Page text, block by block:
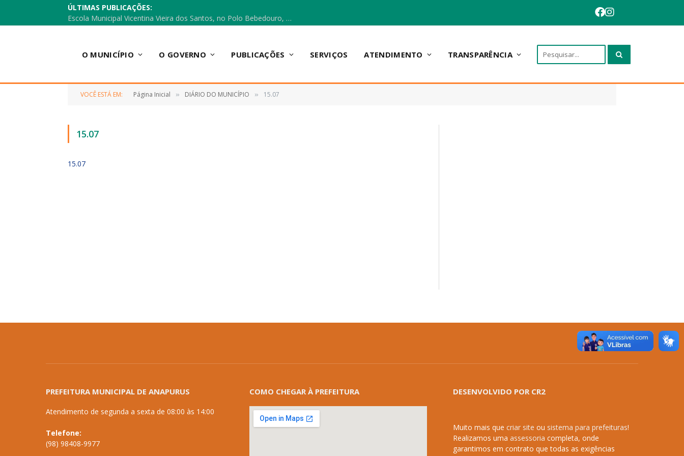
ÚLTIMAS PUBLICAÇÕES:
Escola Municipal Vicentina Vieira dos Santos, no Polo Bebedouro, recebeu materiais para a implantação do Cantinho da Leitura e da Sala Multidisciplinar.
O MUNICÍPIO O GOVERNO PUBLICAÇÕES SERVIÇOS ATENDIMENTO TRANSPARÊNCIA
VOCÊ ESTÁ EM: Página Inicial » DIÁRIO DO MUNICÍPIO » 15.07
15.07
15.07
PREFEITURA MUNICIPAL DE ANAPURUS
Atendimento de segunda a sexta de 08:00 às 14:00
Telefone:
(98) 98408-9977
COMO CHEGAR À PREFEITURA DESENVOLVIDO POR CR2
Muito mais que criar site ou sistema para prefeituras!
Realizamos uma assessoria completa, onde
garantimos em contrato que todas as exigências